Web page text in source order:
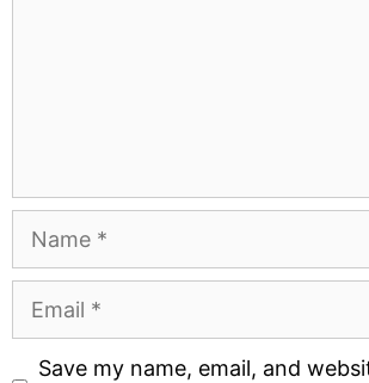
Name
Email
Website
Save my name, email, and